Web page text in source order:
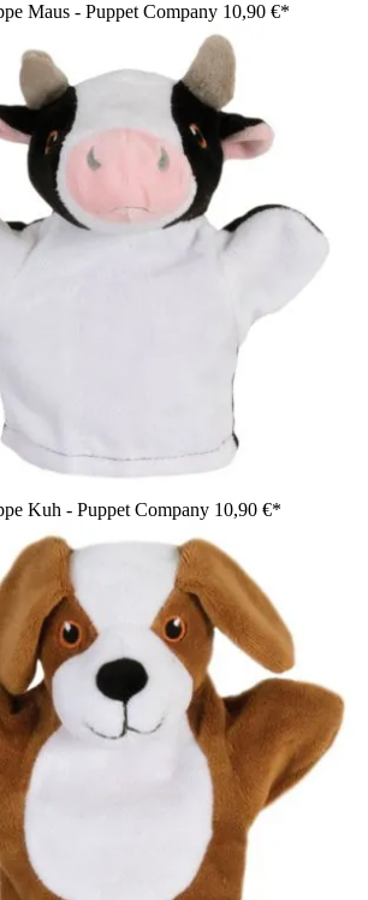
Maus - Puppet Company 10,90 €*
Kuh - Puppet Company 10,90 €*